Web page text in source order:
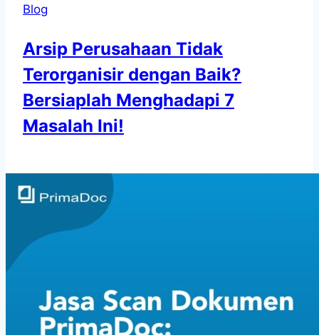
Blog
Arsip Perusahaan Tidak
Terorganisir dengan Baik?
Bersiaplah Menghadapi 7
Masalah Ini!